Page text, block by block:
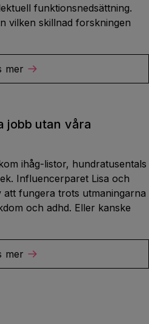
funktionsnedsättning.
vilken skillnad forskningen
mer
jobb utan våra
ihåg-listor, hundratusentals
Influencerparet Lisa och
fungera trots utmaningarna
och adhd. Eller kanske
mer